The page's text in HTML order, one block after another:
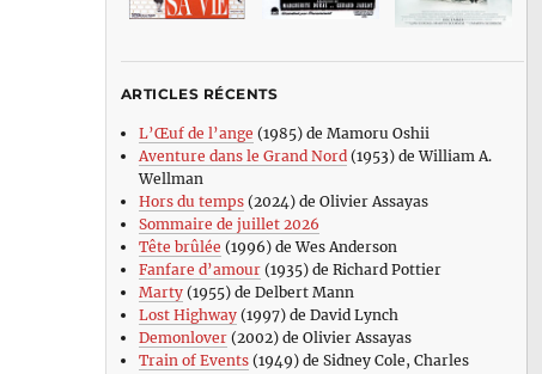
ARTICLES RÉCENTS
L’Œuf de l’ange (1985) de Mamoru Oshii
Aventure dans le Grand Nord(1953) de William A.
Wellman
Hors du temps(2024) de Olivier Assayas
Sommaire de juillet 2026
Tête brûlée (1996) de Wes Anderson
Fanfare d’amour(1935) de Richard Pottier
Marty(1955) de Delbert Mann
Lost Highway(1997) de David Lynch
Demonlover(2002) de Olivier Assayas
Train of Events(1949) de Sidney Cole, Charles